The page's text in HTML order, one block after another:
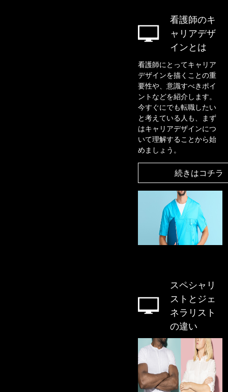
看護師のキ
ャリアデザ
インとは
看護師にとってキャリア
デザインを描くことの重
要性や、意識すべきポイ
ントなどを紹介します。
今すぐにでも転職したい
と考えている人も、まず
はキャリアデザインにつ
いて理解することから始
めましょう。
続きはコチラ
スペシャリ
ストとジェ
ネラリスト
の違い